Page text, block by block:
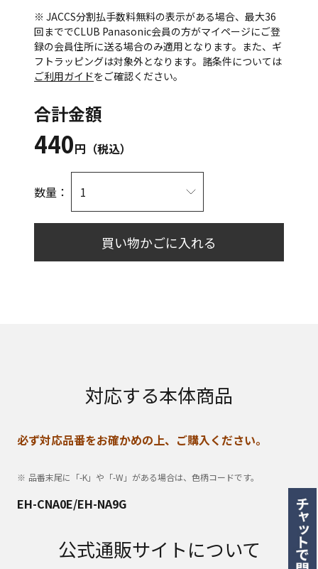
※ JACCS分割払手数料無料の表示がある場合、最大36
回まででCLUB Panasonic会員の方がマイページにご登
録の会員住所に送る場合のみ適用となります。また、ギ
フトラッピングは対象外となります。諸条件については
ご利用ガイドをご確認ください。
合計金額
440円（税込）
数量：
買い物かごに入れる
対応する本体商品
必ず対応品番をお確かめの上、ご購入ください。
品番末尾に「-K」や「-W」がある場合は、色柄コードです。
EH-CNA0E/EH-NA9G
公式通販サイトについて